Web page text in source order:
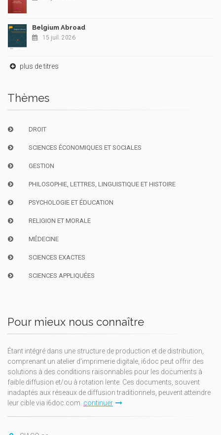
Belgium Abroad
15 juil. 2026
plus de titres
Thèmes
DROIT
SCIENCES ÉCONOMIQUES ET SOCIALES
GESTION
PHILOSOPHIE, LETTRES, LINGUISTIQUE ET HISTOIRE
PSYCHOLOGIE ET ÉDUCATION
RELIGION ET MORALE
MÉDECINE
SCIENCES EXACTES
SCIENCES APPLIQUÉES
Pour mieux nous connaître
Étant intégré dans une structure de production et de distribution,
comprenant un atelier d'imprimerie digitale, i6doc peut offrir des
solutions à des conditions raisonnables pour les documents à
faible diffusion et/ou à rotation lente. Ces documents, souvent
inadaptés aux réseaux de diffusion traditionnels, peuvent atteindre
leur cible via i6doc.com. continuer